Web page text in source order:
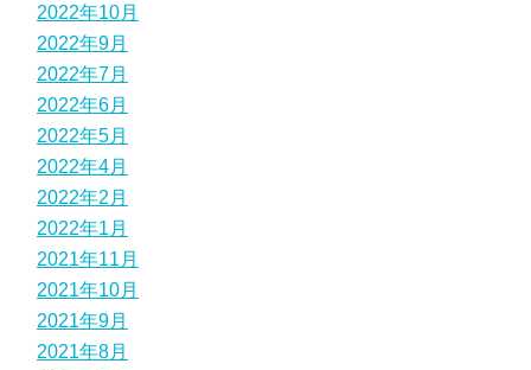
2022年10月
2022年9月
2022年7月
2022年6月
2022年5月
2022年4月
2022年2月
2022年1月
2021年11月
2021年10月
2021年9月
2021年8月